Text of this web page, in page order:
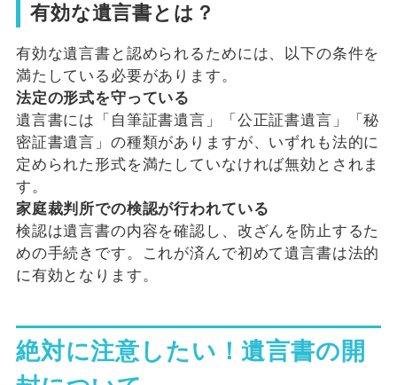
有効な遺言書とは？
有効な遺言書と認められるためには、以下の条件を
満たしている必要があります。
法定の形式を守っている
遺言書には「自筆証書遺言」「公正証書遺言」「秘
密証書遺言」の種類がありますが、いずれも法的に
定められた形式を満たしていなければ無効とされま
す。
家庭裁判所での検認が行われている
検認は遺言書の内容を確認し、改ざんを防止するた
めの手続きです。これが済んで初めて遺言書は法的
に有効となります。
絶対に注意したい！遺言書の開